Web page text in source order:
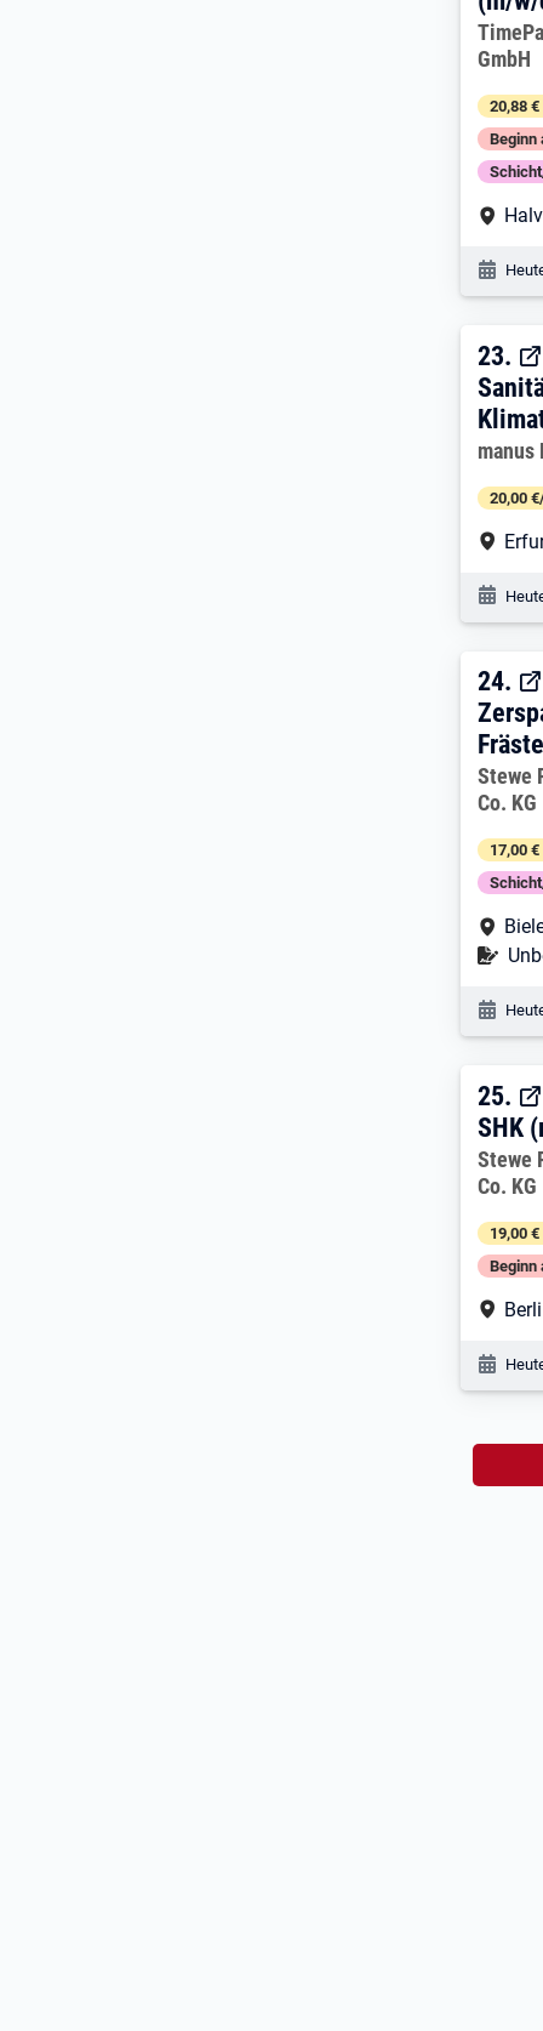
GmbH
20,88
Beginn
23.
23.
manus
20,00
24.
24.
Stewe
Co.
17,00
25.
25.
SHK
Stewe
Co.
19,00
Beginn